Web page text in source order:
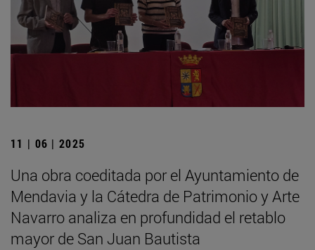
11 | 06 | 2025
Una obra coeditada por el Ayuntamiento de
Mendavia y la Cátedra de Patrimonio y Arte
Navarro analiza en profundidad el retablo
mayor de San Juan Bautista